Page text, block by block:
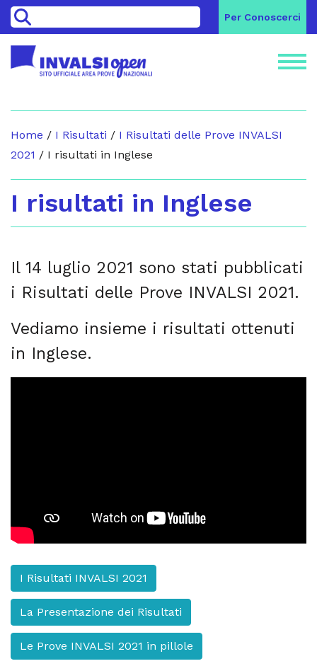
> Per Conoscerci
Home / I Risultati / I Risultati delle Prove INVALSI
2021 / I risultati in Inglese
I risultati in Inglese
Il 14 luglio 2021 sono stati pubblicati
i Risultati delle Prove INVALSI 2021.
Vediamo insieme i risultati ottenuti
in Inglese.
I Risultati INVALSI 2021
La Presentazione dei Risultati
Le Prove INVALSI 2021 in pillole